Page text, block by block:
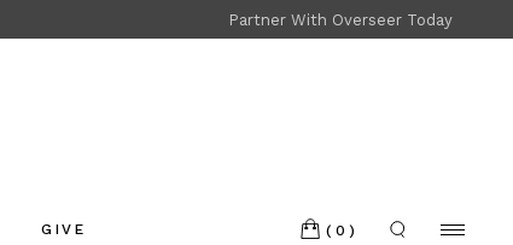
Partner With Overseer Today
GIVE (0)